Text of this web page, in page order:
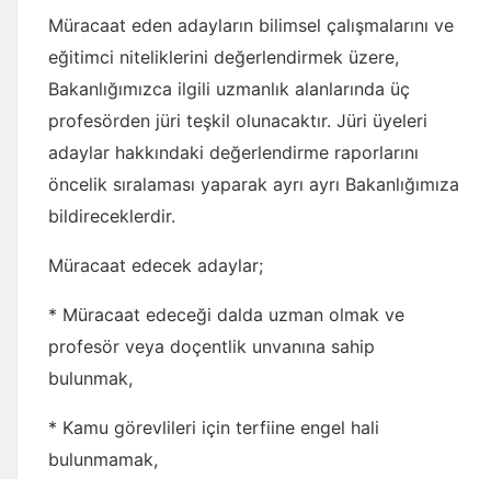
Müracaat eden adayların bilimsel çalışmalarını ve
eğitimci niteliklerini değerlendirmek üzere,
Bakanlığımızca ilgili uzmanlık alanlarında üç
profesörden jüri teşkil olunacaktır. Jüri üyeleri
adaylar hakkındaki değerlendirme raporlarını
öncelik sıralaması yaparak ayrı ayrı Bakanlığımıza
bildireceklerdir.
Müracaat edecek adaylar;
* Müracaat edeceği dalda uzman olmak ve
profesör veya doçentlik unvanına sahip
bulunmak,
* Kamu görevlileri için terfiine engel hali
bulunmamak,